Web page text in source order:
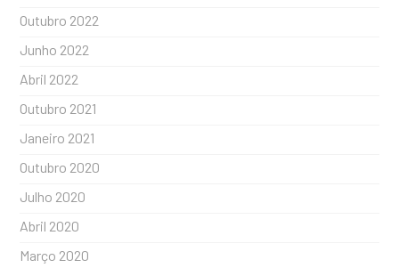
Outubro 2022
Junho 2022
Abril 2022
Outubro 2021
Janeiro 2021
Outubro 2020
Julho 2020
Abril 2020
Março 2020